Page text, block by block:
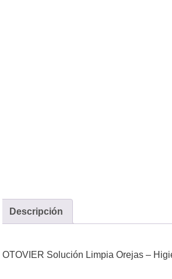
Descripción
OTOVIER Solución Limpia Orejas –